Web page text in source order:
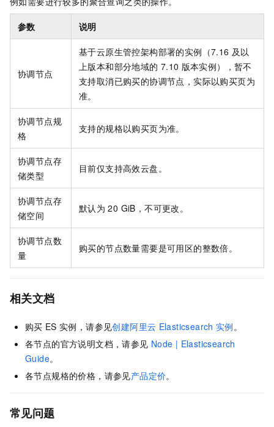
参数 说明
协调节点
基于云原生管控架构部署的实例（7.16 及以
上版本和部分地域的 7.10 版本实例）
，暂不
支持取消已购买的协调节点 ，实际以购买页为
准。
协调节点规
格
支持的规格以购买页为准。
协调节点存
储类型
目前仅支持高效云盘。
协调节点存
储空间
默认为 20 GiB，不可更改。
协调节点数
量
购买的节点数量需要是可用区的整数倍。
相关文档
购买 ES 实例，请参见创建阿里云 Elasticsearch 实例 。
各节点的官方说明文档，请参见 Node | Elasticsearch
Guide。
各节点规格的价格，请参见产品定价。
常见问题